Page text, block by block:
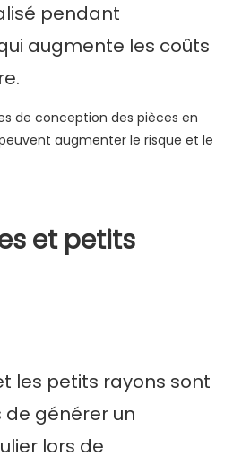
pendant
augmente les coûts
et petits
les petits rayons sont
de générer un
lors de